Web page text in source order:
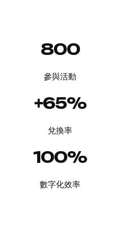
800
參與活動
+65%
兌換率
100%
數字化效率